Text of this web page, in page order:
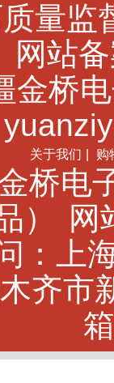
量监
网站
金桥
关于我们 购
桥电
）
网
：上
齐市